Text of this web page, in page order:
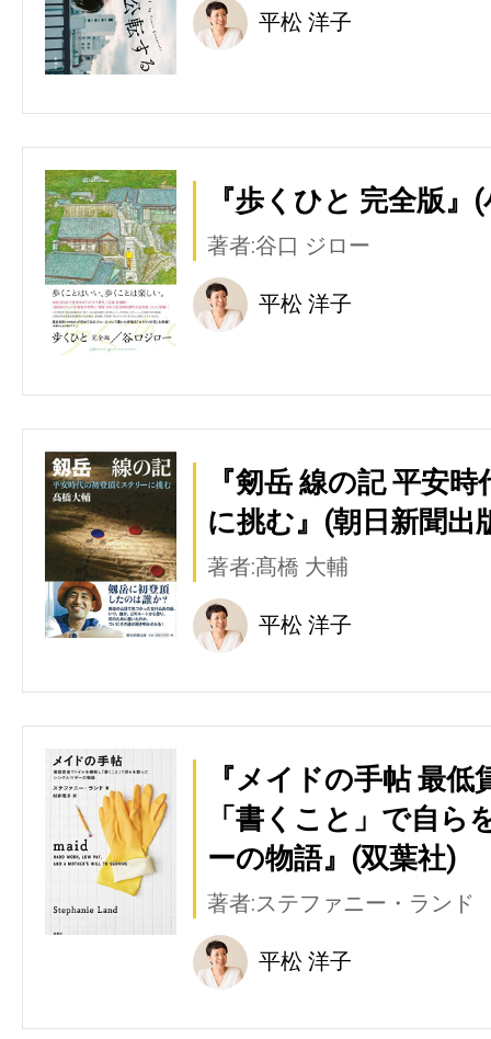
平松 洋子
『歩くひと 完全版』
著者:谷口 ジロー
平松 洋子
『剱岳 線の記 平安
に挑む』(朝日新聞出
著者:髙橋 大輔
平松 洋子
『メイドの手帖 最
「書くこと」で自
ーの物語』(双葉社)
著者:ステファニー・ランド
平松 洋子